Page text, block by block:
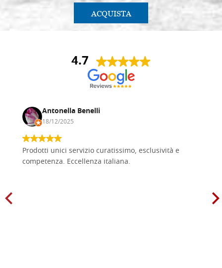
ACQUISTA
4.7
Antonella Benelli
18/12/2025
Prodotti unici servizio curatissimo, esclusività e
competenza. Eccellenza italiana.